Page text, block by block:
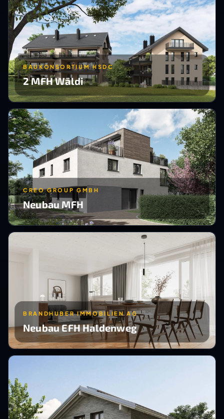
BAUKONSORTIUM HSDC
2 MFH Wäldi
CREO GROUP GMBH
Neubau MFH
BRANDHUBER IMMOBILIEN AG
Neubau EFH Haldenweg